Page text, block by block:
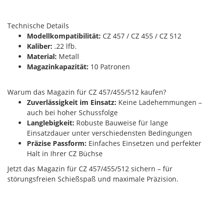
Technische Details
Modellkompatibilität: CZ 457 / CZ 455 / CZ 512
Kaliber: .22 lfb.
Material: Metall
Magazinkapazität: 10 Patronen
Warum das Magazin für CZ 457/455/512 kaufen?
Zuverlässigkeit im Einsatz: Keine Ladehemmungen –
auch bei hoher Schussfolge
Langlebigkeit: Robuste Bauweise für lange
Einsatzdauer unter verschiedensten Bedingungen
Präzise Passform: Einfaches Einsetzen und perfekter
Halt in Ihrer CZ Büchse
Jetzt das Magazin für CZ 457/455/512 sichern – für
störungsfreien Schießspaß und maximale Präzision.